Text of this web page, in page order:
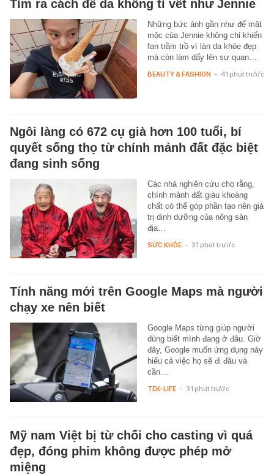
Tìm ra cách để da không tì vết như Jennie
Những bức ảnh gần như để mặt
mộc của Jennie không chỉ khiến
fan trầm trồ vì làn da khỏe đẹp
mà còn làm dấy lên sự quan…
BEAUTY & FASHION - 41 phút trước
Ngôi làng có 672 cụ già hơn 100 tuổi, bí
quyết sống thọ từ chính mảnh đất đặc biệt
đang sinh sống
Các nhà nghiên cứu cho rằng,
chính mảnh đất giàu khoáng
chất có thể góp phần tạo nên giá
trị dinh dưỡng của nông sản
địa…
SỨC KHỎE - 31 phút trước
Tính năng mới trên Google Maps mà người
chạy xe nên biết
Google Maps từng giúp người
dùng biết mình đang ở đâu. Giờ
đây, Google muốn ứng dụng này
hiểu cả việc họ sẽ đi đâu và
cần…
TEK-LIFE - 31 phút trước
Mỹ nam Việt bị từ chối cho casting vì quá
đẹp, đóng phim không được phép mở
miệng